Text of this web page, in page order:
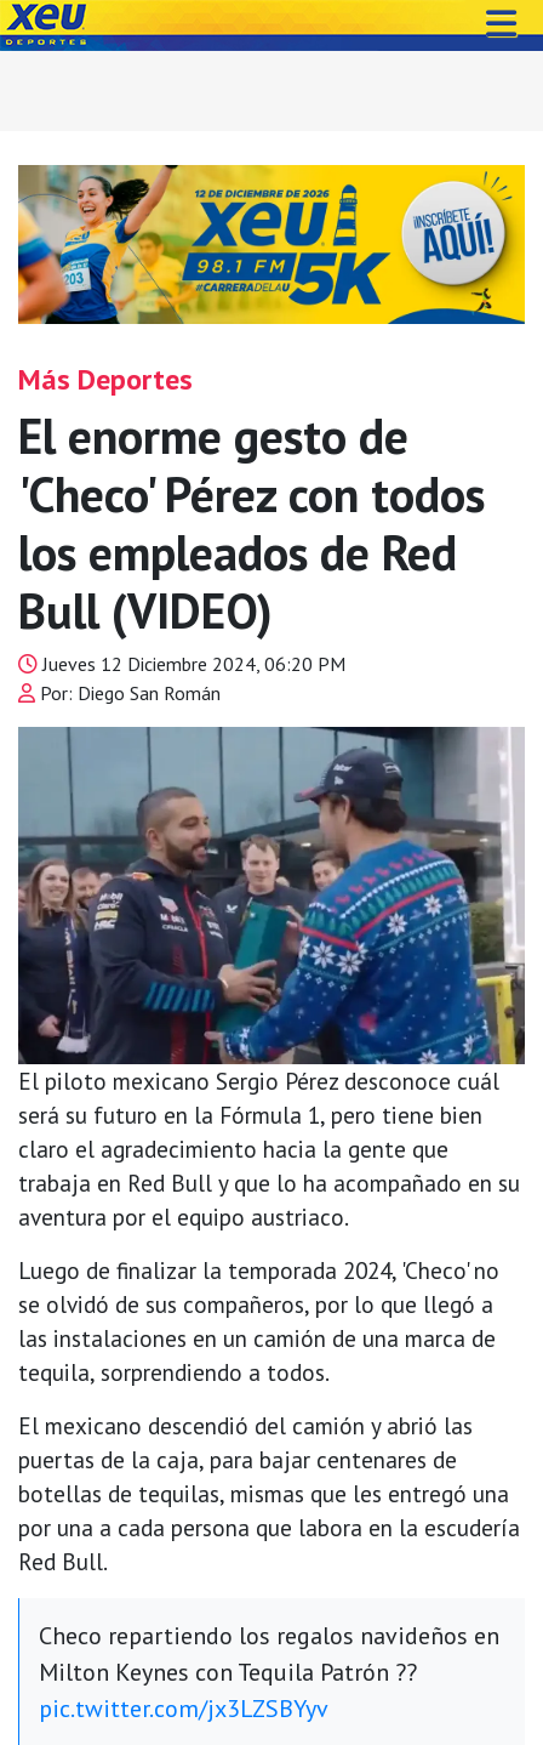
Más Deportes
El enorme gesto de
'Checo' Pérez con todos
los empleados de Red
Bull (VIDEO)
Jueves 12 Diciembre 2024, 06:20 PM
Por: Diego San Román
El piloto mexicano Sergio Pérez desconoce cuál
será su futuro en la Fórmula 1, pero tiene bien
claro el agradecimiento hacia la gente que
trabaja en Red Bull y que lo ha acompañado en su
aventura por el equipo austriaco.
Luego de finalizar la temporada 2024, 'Checo' no
se olvidó de sus compañeros, por lo que llegó a
las instalaciones en un camión de una marca de
tequila, sorprendiendo a todos.
El mexicano descendió del camión y abrió las
puertas de la caja, para bajar centenares de
botellas de tequilas, mismas que les entregó una
por una a cada persona que labora en la escudería
Red Bull.
Checo repartiendo los regalos navideños en
Milton Keynes con Tequila Patrón ??
pic.twitter.com/jx3LZSBYyv